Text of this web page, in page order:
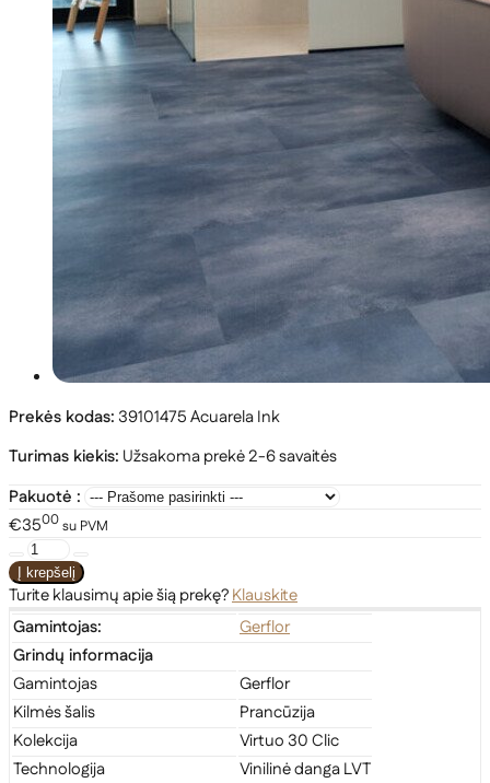
Prekės kodas: 39101475 Acuarela Ink
Turimas kiekis: Užsakoma prekė 2-6 savaitės
Pakuotė :
€3500su PVM
Turite klausimų apie šią prekę?Klauskite
Gamintojas:
Gerflor
Grindų informacija
Gamintojas
Gerflor
Kilmės šalis
Prancūzija
Kolekcija
Virtuo 30 Clic
Technologija
Vinilinė danga LVT